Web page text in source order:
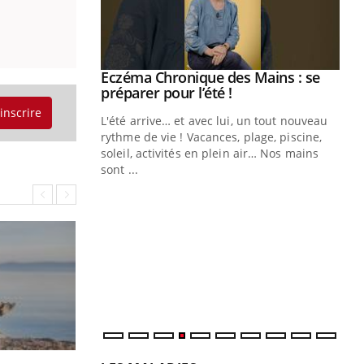
de type 2
Youtube
Eczéma Chronique des Mains : se
préparer pour l’été !Youtube
L'été arrive… et avec lui, un tout nouveau
rythme de vie ! Vacances, plage, piscine,
soleil, activités en plein air… Nos mains
sont ...